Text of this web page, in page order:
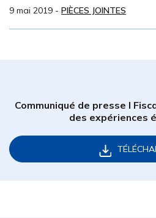
9 mai 2019 - PIÈCES JOINTES
Communiqué de presse I
des expériences